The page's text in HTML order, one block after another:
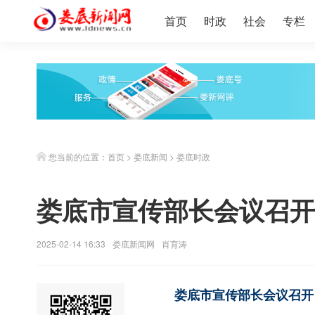
首页 时政 社会 专栏
您当前的位置： 首页 > 娄底新闻 > 娄底时政
娄底市宣传部长会议召开
2025-02-14 16:33 娄底新闻网 肖育涛
娄底市宣传部长会议召开